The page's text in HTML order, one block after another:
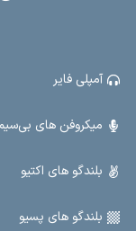
آمپلی فایر
میکروفن های
بلندگو های اکتیو
بلندگو های پسیو